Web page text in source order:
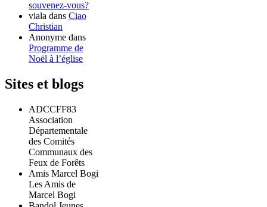
souvenez-vous?
viala dans Ciao
Christian
Anonyme dans
Programme de
Noël à l’église
Sites et blogs
ADCCFF83
Association
Départementale
des Comités
Communaux des
Feux de Forêts
Amis Marcel Bogi
Les Amis de
Marcel Bogi